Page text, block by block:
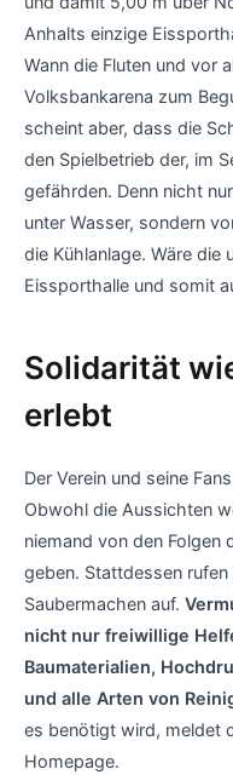
Anhalts einzige
Wann die Fluten und vor
Volksbankarena zum
scheint aber, dass die
den Spielbetrieb der, im
gefährden. Denn nicht
unter Wasser, sondern
die Kühlanlage. Wäre die
Eissporthalle und somit
Solidarität
erlebt
Der Verein und seine
Obwohl die Aussichten
niemand von den
geben. Stattdessen
Saubermachen auf.
nicht nur freiwillige
Baumaterialien,
und alle Arten von
es benötigt wird, meldet
Homepage.